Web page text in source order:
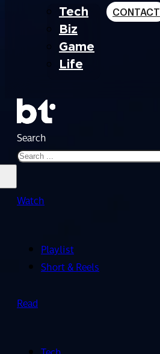
Tech
Biz
Game
Life
CONTACT
Search
Watch
Playlist
Short & Reels
Read